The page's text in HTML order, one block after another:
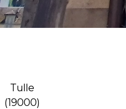
Tulle
(19000)